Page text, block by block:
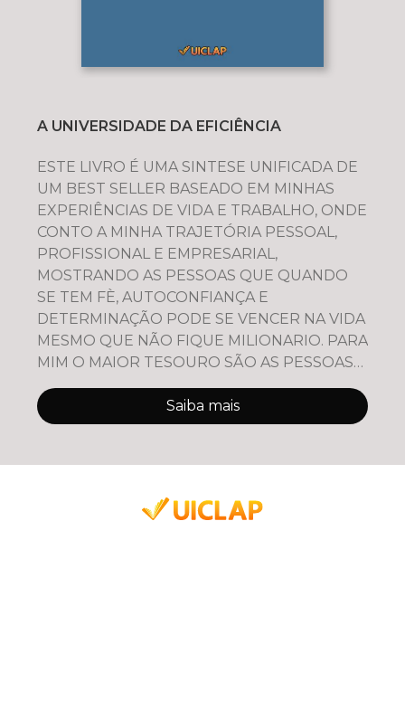
A UNIVERSIDADE DA EFICIÊNCIA
ESTE LIVRO É UMA SINTESE UNIFICADA DE
UM BEST SELLER BASEADO EM MINHAS
EXPERIÊNCIAS DE VIDA E TRABALHO, ONDE
CONTO A MINHA TRAJETÓRIA PESSOAL,
PROFISSIONAL E EMPRESARIAL,
MOSTRANDO AS PESSOAS QUE QUANDO
SE TEM FÈ, AUTOCONFIANÇA E
DETERMINAÇÃO PODE SE VENCER NA VIDA
MESMO QUE NÃO FIQUE MILIONARIO. PARA
MIM O MAIOR TESOURO SÃO AS PESSOAS
QUE VOCÊ AJUDOU A SE TORNAR UM
LIDER MEDIADOR E EDUCADOR QUE F
Saiba mais